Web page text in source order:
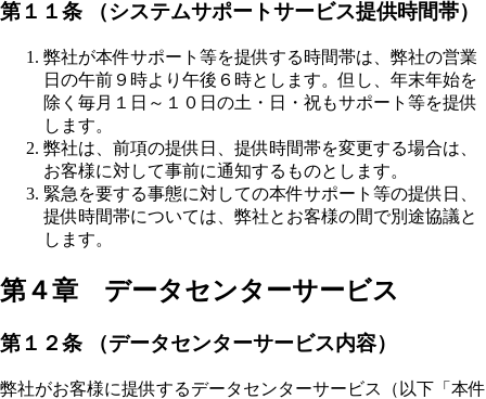
第１１条 （システムサポートサービス提供時間帯）
弊社が本件サポート等を提供する時間帯は、弊社の営業
日の午前９時より午後６時とします。但し、年末年始を
除く毎月１日～１０日の土・日・祝もサポート等を提供
します。
弊社は、前項の提供日、提供時間帯を変更する場合は、
お客様に対して事前に通知するものとします。
緊急を要する事態に対しての本件サポート等の提供日、
提供時間帯については、弊社とお客様の間で別途協議と
します。
第４章 データセンターサービス
第１２条 （データセンターサービス内容）
弊社がお客様に提供するデータセンターサービス（以下「本件